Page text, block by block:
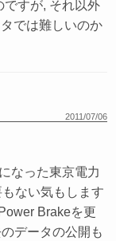
ですが, それ以外
では難しいのか
2011/07/06
なった東京電力
ない気もします
Brakeを更
データの公開も